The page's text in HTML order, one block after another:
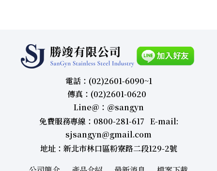
電話：(02)2601-6090~1
傳真：(02)2601-0620
Line＠：＠sangyn
免費服務專線：0800-281-617 E-mail:
sjsangyn@gmail.com
地址：新北市林口區粉寮路二段129-2號